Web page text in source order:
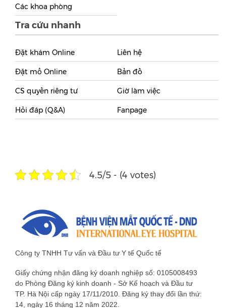
Các khoa phòng
Tra cứu nhanh
Đặt khám Online
Đặt mổ Online
CS quyền riêng tư
Hỏi đáp (Q&A)
Liên hệ
Bản đồ
Giờ làm việc
Fanpage
4.5/5 - (4 votes)
Công ty TNHH Tư vấn và Đầu tư Y tế Quốc tế
Giấy chứng nhận đăng ký doanh nghiệp số: 0105008493
do Phòng Đăng ký kinh doanh - Sở Kế hoạch và Đầu tư
TP. Hà Nội cấp ngày 17/11/2010. Đăng ký thay đổi lần thứ:
14, ngày 16 tháng 12 năm 2022.